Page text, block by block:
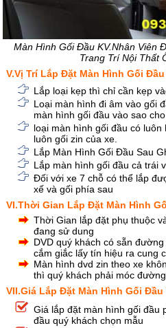
Màn Hình Gối Đầu KV.Nhân Viên
Trang Trí Nội Thất
V.Vị Trí Lắp Đặt Màn Hình Gối Đầu
Lắp loại kẹp thì chỉ cần kẹp
Loại màn hình đi âm vào gối
màn hình gối đầu vào sao
loại màn hình gối đầu có
luôn gối zin của xe.
Lắp Màn Hình Gối Đầu Sau
Lắp màn hình gối đầu cả trái
Đối với xe 7 chỗ có thể lắp
xế và gối phía sau
VI.Thời Gian Lắp Đặt Màn Hình
Thời Gian lắp đặt phụ thuộc
đang sử dung
DVD quý khách có sẵn
cắm giắc lấy tín hiệu ra cung
Màn hình dvd zin theo xe
thì quý khách phải móc
VII.Giá Lắp Đặt Màn Hình Gối Đầu
Giá lắp đặt màn hình gối đầu
đầu quý khách chọn mẫu